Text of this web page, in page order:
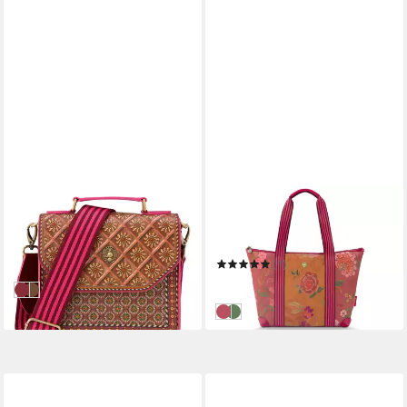
PIP STUDIO
Umhängetasche Cross Body
Bag Imani
ab 69,95 €
in 3-4 Werktagen bei dir
Red
Blue
Tragetasche Tilda Bodhi
Flower Pink Tragetasche
Medium 47x17x37cm
(1)
79,95 €
in 2-3 Werktagen bei dir
Pink
Green